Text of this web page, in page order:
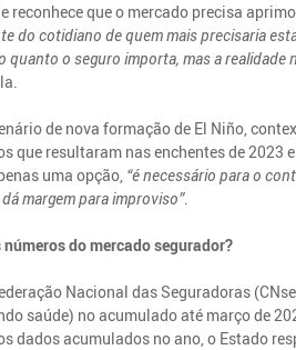
reconhece que o mercado precisa
do cotidiano de quem mais precisaria
quanto o seguro importa, mas a
de nova formação de El Niño,
que resultaram nas enchentes de
uma opção, “é necessário para o
margem para improviso”.
números do mercado segurador?
Nacional das Seguradoras
saúde) no acumulado até março de
dados acumulados no ano, o Estado